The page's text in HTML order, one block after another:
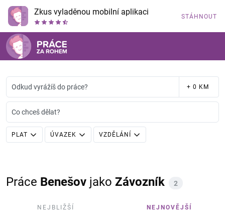
Zkus vyladěnou mobilní aplikaci STÁHNOUT
Odkud vyrážíš do práce? + 0 KM
Co chceš dělat?
PLAT ÚVAZEK VZDĚLÁNÍ
Práce Benešov jako Závozník 2
NEJBLIŽŠÍ NEJNOVĚJŠÍ